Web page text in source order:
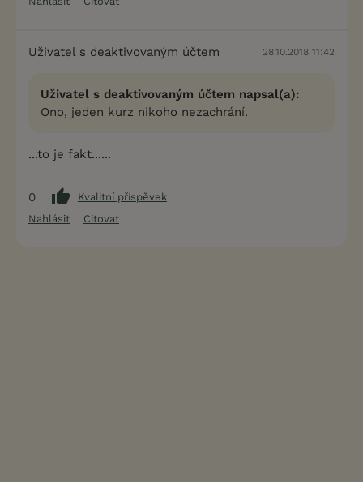
Uživatel s deaktivovaným účtem 28.10.2018 11:42
Uživatel s deaktivovaným účtem napsal(a):
Ono, jeden kurz nikoho nezachrání.
...to je fakt......
0
Kvalitní příspěvek
Nahlásit
Citovat